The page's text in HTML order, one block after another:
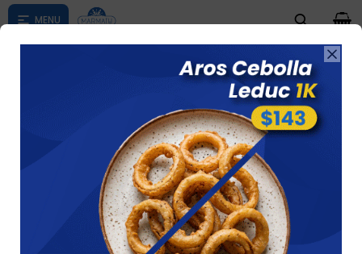

según su zona
0

EMPANADAS